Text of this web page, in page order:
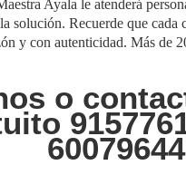
Ayala le atenderá
solución. Recuerde que
y con autenticidad. Más de
o